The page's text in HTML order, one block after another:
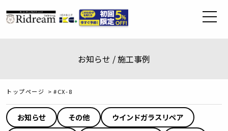
お知らせ / 施工事例
トップページ > #CX-8
お知らせ その他
ウインドガラスリペア